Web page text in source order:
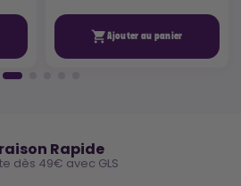
Ajouter au panier
Rapide
dès 49€ avec GLS